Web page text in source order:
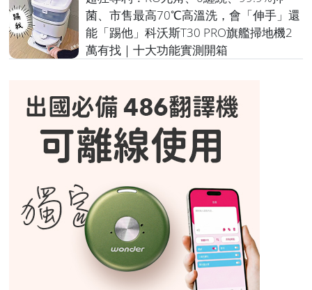
菌、市售最高70℃高溫洗，會「伸手」還
能「踢他」科沃斯T30 PRO旗艦掃地機2
萬有找｜十大功能實測開箱